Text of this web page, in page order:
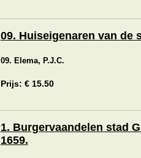
09. Huiseigenaren van de
09. Elema, P.J.C.
Prijs: € 15.50
1. Burgervaandelen stad
1659.